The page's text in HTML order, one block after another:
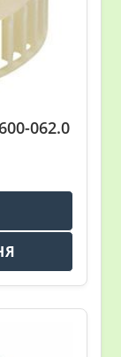
062.0